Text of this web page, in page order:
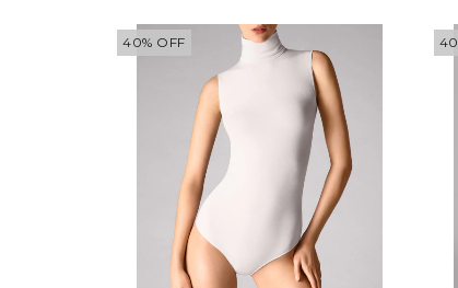
40% OFF 40